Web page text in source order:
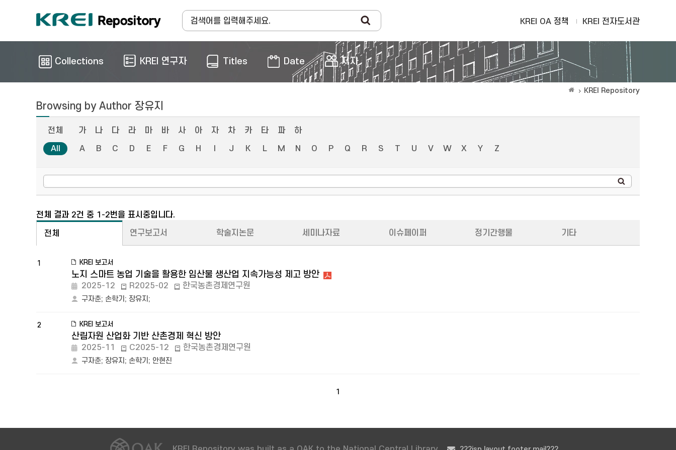
KREI OA 정책 KREI 전자도서관
Collections KREI 연구자 Titles Date 저자
KREI Repository
Browsing by Author 장유지
전체 가 나 다 라 마 바 사 아 자 차 카 타 파
하
All
A B C D E F G H J K L M N O P Q R S T U V W X Y Z
전체 결과 2건 중 1-2번을 표시중입니다.
전체 연구보고서 학술지논문 세미나자료 이슈페이퍼 정기간행물 기타
1 KREI 보고서
노지 스마트 농업 기술을 활용한 임산물 생산업 지속가능성 제고 방안
2025-12 R2025-02 한국농촌경제연구원
구자춘; 손학기 ; 장유지 ;
2 KREI 보고서
산림자원 산업화 기반 산촌경제 혁신 방안
2025-11 C2025-12 한국농촌경제연구원
구자춘; 장유지 ; 손학기 ; 안현진
1